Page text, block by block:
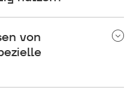
ZUGFeRD Version
erstellt tatsächlich
entsprechen.
von